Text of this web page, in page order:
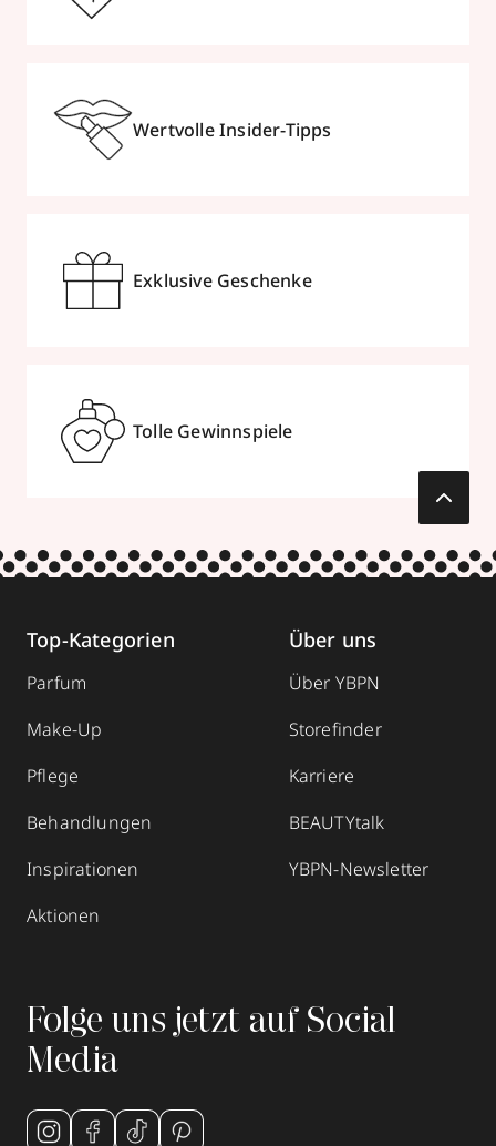
Wertvolle Insider-Tipps
Exklusive Geschenke
Tolle Gewinnspiele
Top-Kategorien
Parfum
Make-Up
Pflege
Behandlungen
Inspirationen
Aktionen
Über uns
Über YBPN
Storefinder
Karriere
BEAUTYtalk
YBPN-Newsletter
Folge uns jetzt auf Social
Media